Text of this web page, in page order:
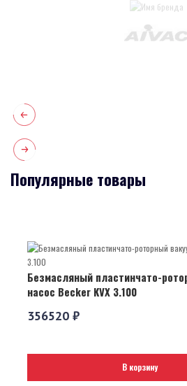
Популярные товары
Безмасляный пластинчато-
насос Becker KVX 3.100
356520 ₽
В корзину